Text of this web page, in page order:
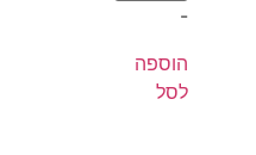
-
הוספה
לסל